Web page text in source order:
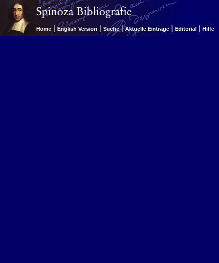
Home | English Version | Suche | Aktuelle Einträge | Editorial | Hilfe